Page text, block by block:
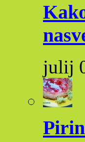
julij